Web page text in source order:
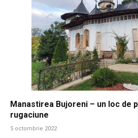
Manastirea Bujoreni – un loc de
rugaciune
5 octombrie 2022